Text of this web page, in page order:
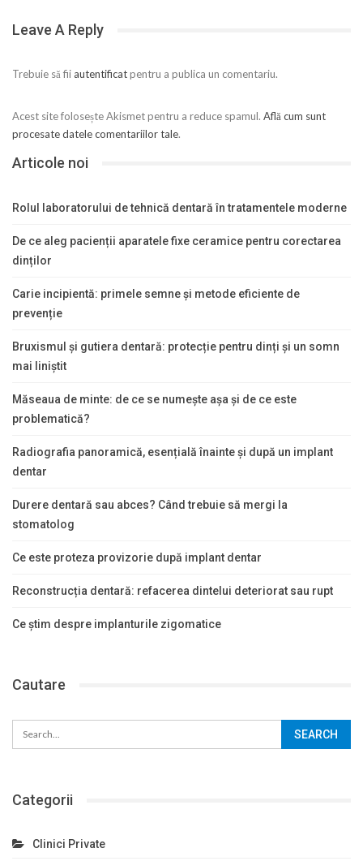
Leave A Reply
Trebuie să fii autentificatpentru a publica un comentariu.
Acest site folosește Akismet pentru a reduce spamul. Află cum sunt
procesate datele comentariilor tale.
Articole noi
Rolul laboratorului de tehnică dentară în tratamentele moderne
De ce aleg pacienții aparatele fixe ceramice pentru corectarea
dinților
Carie incipientă: primele semne și metode eficiente de
prevenție
Bruxismul și gutiera dentară: protecție pentru dinți și un somn
mai liniștit
Măseaua de minte: de ce se numește așa și de ce este
problematică?
Radiografia panoramică, esențială înainte și după un implant
dentar
Durere dentară sau abces? Când trebuie să mergi la
stomatolog
Ce este proteza provizorie după implant dentar
Reconstrucția dentară: refacerea dintelui deteriorat sau rupt
Ce știm despre implanturile zigomatice
Cautare
Categorii
Clinici Private